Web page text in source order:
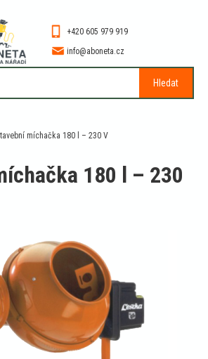
Hledat
+420 605 979 919
info@aboneta.cz
míchačka 180 l – 230 V
180 l – 230